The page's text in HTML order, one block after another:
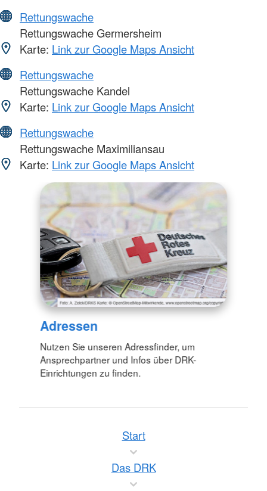
Rettungswache
Rettungswache Germersheim
Karte: Link zur Google Maps Ansicht
Rettungswache
Rettungswache Kandel
Karte: Link zur Google Maps Ansicht
Rettungswache
Rettungswache Maximiliansau
Karte: Link zur Google Maps Ansicht
Adressen
Nutzen Sie unseren Adressfinder, um
Ansprechpartner und Infos über DRK-
Einrichtungen zu finden.
Start
Das DRK